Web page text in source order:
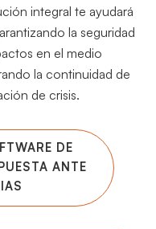
integral te ayudará
la seguridad
en el medio
la continuidad de
de crisis.
DE
ANTE